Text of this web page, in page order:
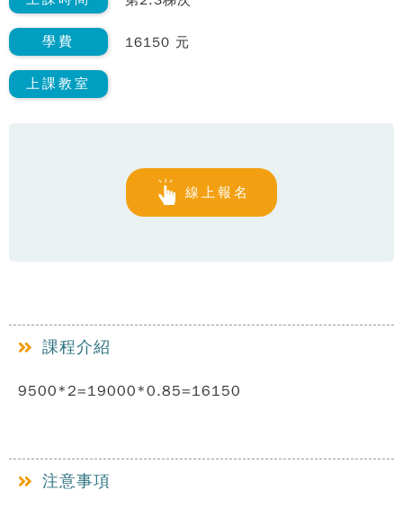
學費 16150 元
上課教室
線上報名
課程介紹
9500*2=19000*0.85=16150
注意事項